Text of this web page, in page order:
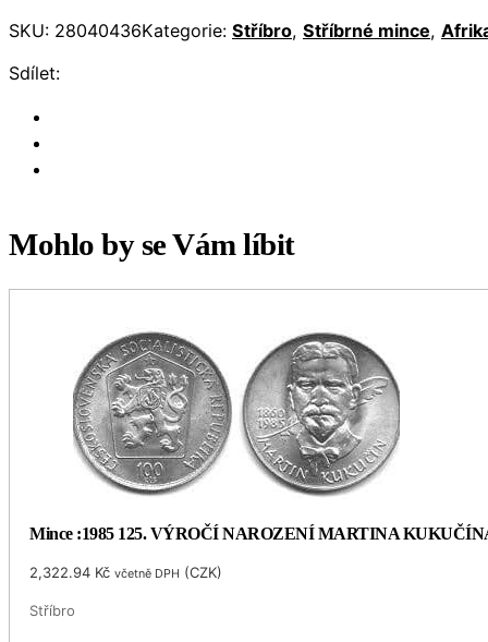
SKU: 28040436Kategorie: Stříbro, Stříbrné mince,
Sdílet:
Mohlo by se Vám líbit
Mince :1985 125. VÝROČÍ NAROZENÍ MARTINA
2,322.94 Kč včetně DPH (CZK)
Stříbro